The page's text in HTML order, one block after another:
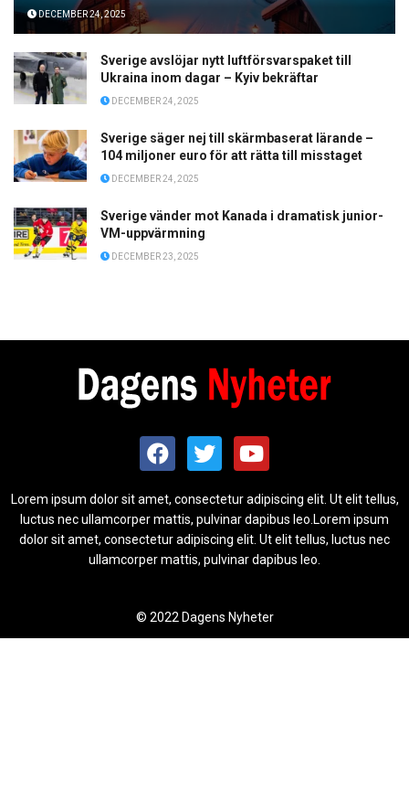
DECEMBER 24, 2025
Sverige avslöjar nytt luftförsvarspaket till
Ukraina inom dagar – Kyiv bekräftar
DECEMBER 24, 2025
Sverige säger nej till skärmbaserat lärande –
104 miljoner euro för att rätta till misstaget
DECEMBER 24, 2025
Sverige vänder mot Kanada i dramatisk junior-
VM-uppvärmning
DECEMBER 23, 2025
Lorem ipsum dolor sit amet, consectetur adipiscing elit. Ut elit tellus,
luctus nec ullamcorper mattis, pulvinar dapibus leo.Lorem ipsum
dolor sit amet, consectetur adipiscing elit. Ut elit tellus, luctus nec
ullamcorper mattis, pulvinar dapibus leo.
© 2022 Dagens Nyheter